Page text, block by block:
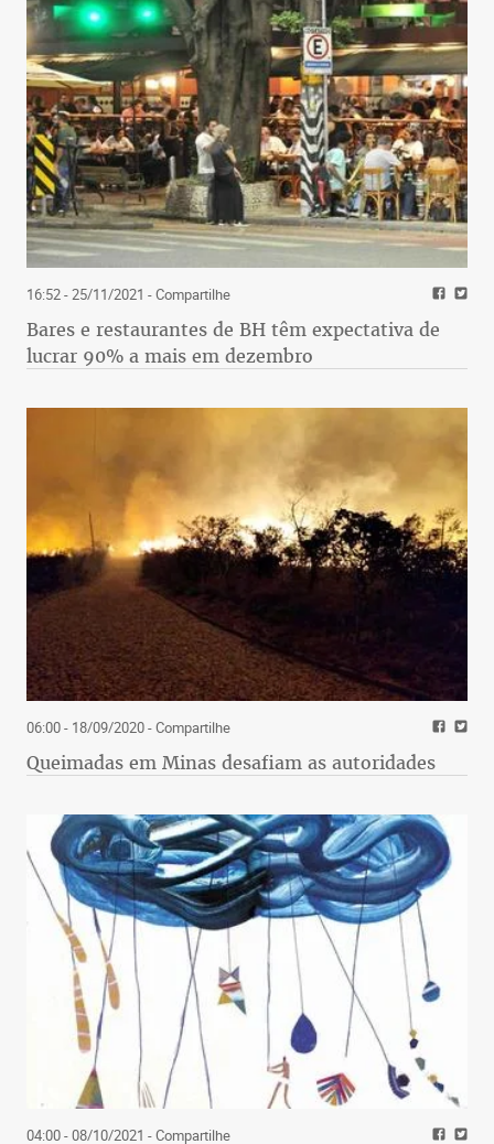
16:52 - 25/11/2021 - Compartilhe
Bares e restaurantes de BH têm expectativa de
lucrar 90% a mais em dezembro
06:00 - 18/09/2020- Compartilhe
Queimadas em Minas desafiam as autoridades
04:00 - 08/10/2021 - Compartilhe